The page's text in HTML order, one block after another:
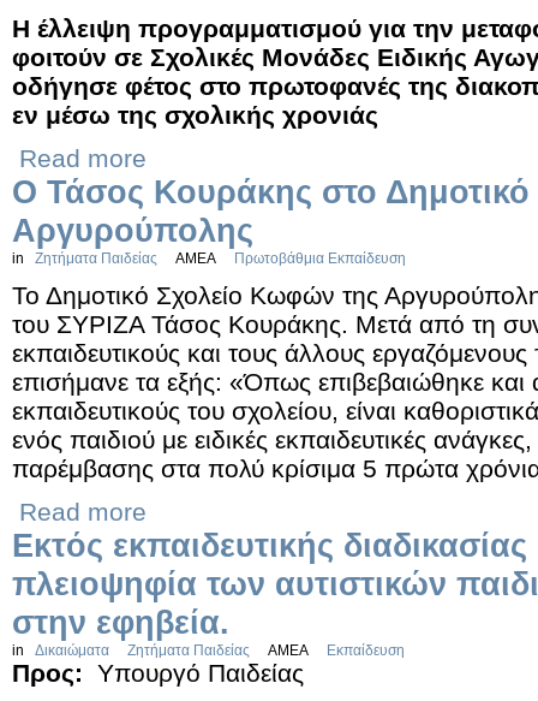
Η έλλειψη προγραμματισμού για την
φοιτούν σε Σχολικές Μονάδες Ειδικής
οδήγησε φέτος στο πρωτοφανές της
εν μέσω της σχολικής χρονιάς
Read more
O Τάσος Κουράκης στο
Αργυρούπολης
in Ζητήματα Παιδείας ΑΜΕΑ Πρωτοβάθμια Εκπαίδευση
Το Δημοτικό Σχολείο Κωφών της
του ΣΥΡΙΖΑ Τάσος Κουράκης. Μετά από τη
εκπαιδευτικούς και τους άλλους
επισήμανε τα εξής: «Όπως επιβεβαιώθηκε και
εκπαιδευτικούς του σχολείου, είναι
ενός παιδιού με ειδικές εκπαιδευτικές
παρέμβασης στα πολύ κρίσιμα 5 πρώτα
Read more
Εκτός εκπαιδευτικής
πλειοψηφία των αυτιστικών
στην εφηβεία.
in Δικαιώματα Ζητήματα Παιδείας ΑΜΕΑ Εκπαίδευση
Προς:
Υπουργό Παιδείας